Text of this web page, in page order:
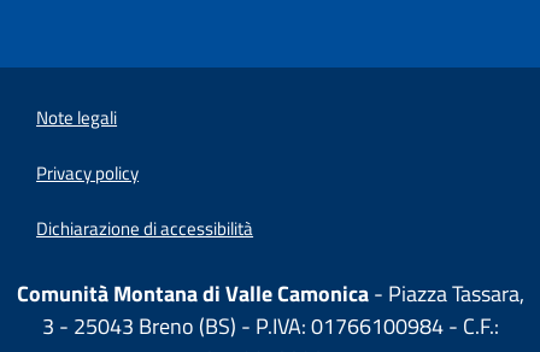
Note legali
Privacy policy
Dichiarazione di accessibilità
Comunità Montana di Valle Camonica- Piazza Tassara,
3 - 25043 Breno (BS) - P.IVA: 01766100984 - C.F.: